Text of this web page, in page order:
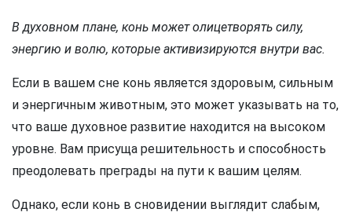
В духовном плане, конь может олицетворять силу,
энергию и волю, которые активизируются внутри вас.
Если в вашем сне конь является здоровым, сильным
и энергичным животным, это может указывать на то,
что ваше духовное развитие находится на высоком
уровне. Вам присуща решительность и способность
преодолевать преграды на пути к вашим целям.
Однако, если конь в сновидении выглядит слабым,